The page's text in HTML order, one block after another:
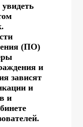
(ПО)
и
зависят
и
и